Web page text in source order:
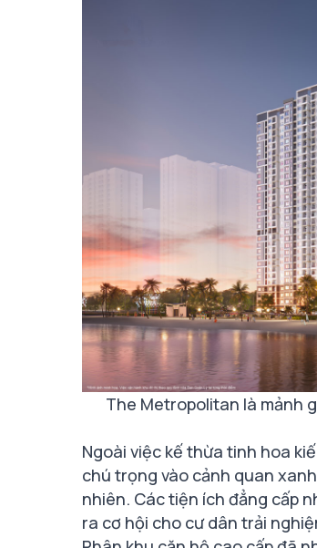
The Metropolitan là mảnh
Ngoài việc kế thừa tinh hoa
chú trọng vào cảnh quan
nhiên. Các tiện ích đẳng cấp
ra cơ hội cho cư dân trải